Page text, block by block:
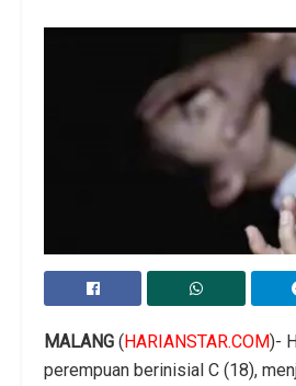
MALANG (HARIANSTAR.COM)-
perempuan berinisial C (18),